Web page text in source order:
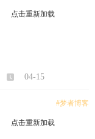
点击重新加载
04-15
#梦者博客
点击重新加载